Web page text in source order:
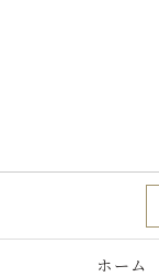
ホーム